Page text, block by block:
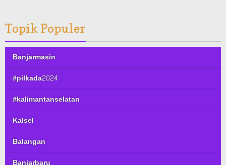
Topik Populer
Banjarmasin
#pilkada2024
#kalimantanselatan
Kalsel
Balangan